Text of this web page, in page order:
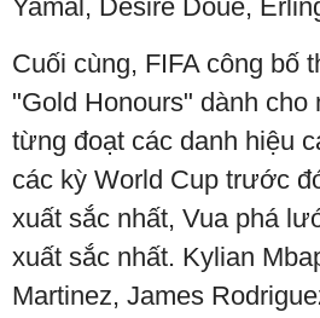
Yamal, Desire Doue,
Cuối cùng, FIFA công bố
"Gold Honours" dành cho
từng đoạt các danh hiệu
các kỳ World Cup trước
xuất sắc nhất, Vua phá
xuất sắc nhất. Kylian
Martinez, James